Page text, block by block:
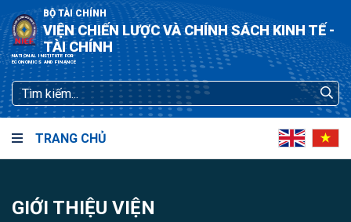
BỘ TÀI CHÍNH
VIỆN CHIẾN LƯỢC VÀ CHÍNH SÁCH KINH TẾ -
TÀI CHÍNH
NATIONAL INSTITUTE FOR
ECONOMICS AND FINANCE
TRANG CHỦ
GIỚI THIỆU VIỆN